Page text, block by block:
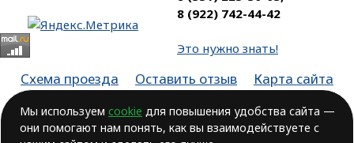
8 (922) 742-44-42
Это нужно знать!
Схема проезда Оставить отзыв
Карта сайта
Лицензия № ЛО-74-01-003806, от 14.10.2016, выдана Министерством
Мы используем cookie для повышения удобства сайта —
они помогают нам понять, как вы взаимодействуете с